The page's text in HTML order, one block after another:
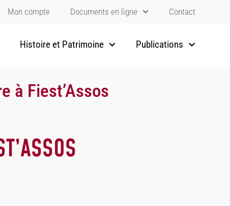
Mon compte Documents en ligne Contact
Histoire et Patrimoine Publications
à Fiest’Assos